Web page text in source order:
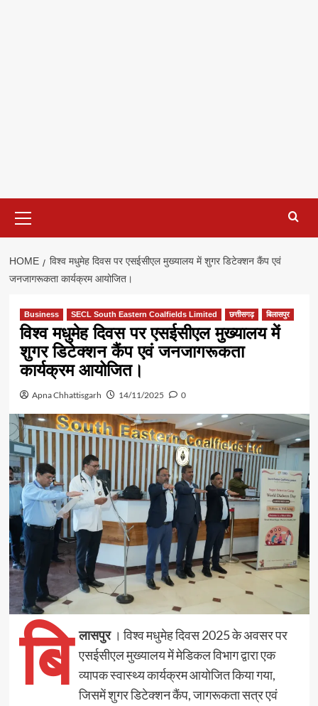
Menu
HOME
विश्व मधुमेह दिवस पर एसईसीएल मुख्यालय में शुगर डिटेक्शन कैंप एवं
जनजागरूकता कार्यक्रम आयोजित।
Business SECL South Eastern Coalfields Limited छत्तीसगढ़ बिलासपुर
विश्व मधुमेह दिवस पर एसईसीएल मुख्यालय में
शुगर डिटेक्शन कैंप एवं जनजागरूकता
कार्यक्रम आयोजित।
Apna Chhattisgarh 14/11/2025 0
बि लासपुर। विश्व मधुमेह दिवस 2025 के अवसर पर
एसईसीएल मुख्यालय में मेडिकल विभाग द्वारा एक
व्यापक स्वास्थ्य कार्यक्रम आयोजित किया गया,
जिसमें शुगर डिटेक्शन कैंप, जागरूकता सत्र एवं